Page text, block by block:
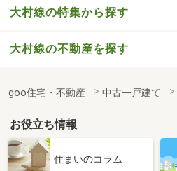
大村線の特集から探す
大村線の不動産を探す
goo住宅・不動産 中古一戸建て
お役立ち情報
住まいのコラム